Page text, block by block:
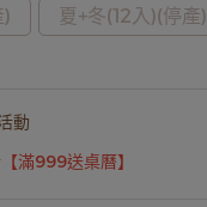
) 夏+冬(12入)(停產)
動
滿999送桌曆】